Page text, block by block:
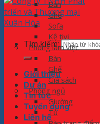
Tìm kiếm:
Giới thiệu
Dự án
Tin tức
Tuyển dụng
Liên hệ
Bàn
Ghế
Sofa
Kệ tivi
Phòng làm việc
Bàn
Ghế
Giá sách
Phòng ngủ
Giường
Tủ